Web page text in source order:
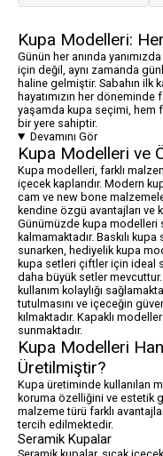
Kupa Modelleri:
Günün her anında
için değil, aynı zamanda
haline gelmiştir. Sabahın ilk
hayatımızın her döneminde
yaşamda kupa seçimi, hem
bir yere sahiptir.
Devamını Gör
Kupa Modelleri ve
Kupa modelleri, farklı
içecek kaplarıdır. Modern
cam ve new bone
kendine özgü avantajları ve
Günümüzde kupa modelleri
kalmamaktadır. Baskılı
sunarken, hediyelik kupa
kupa setleri çiftler için ideal
daha büyük setler
kullanım kolaylığı
tutulmasını ve içeceğin
kılmaktadır. Kapaklı
sunmaktadır.
Kupa Modelleri
Üretilmiştir?
Kupa üretiminde kullanılan
koruma özelliğini ve estetik
malzeme türü farklı
tercih edilmektedir.
Seramik Kupalar